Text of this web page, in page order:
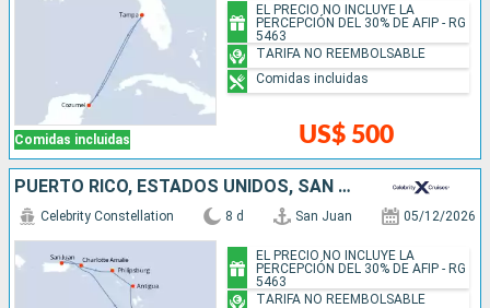
Comidas incluidas US$ 500
EL PRECIO NO INCLUYE LA
PERCEPCIÓN DEL 30% DE AFIP - RG
5463
TARIFA NO REEMBOLSABLE
Comidas incluidas
PUERTO RICO, ESTADOS UNIDOS, SAN MARTÍN, ANTIGUA Y BARBUDA, SANTA LUCIA, BARBADOS
Celebrity Constellation 8 d San Juan 05/12/2026
EL PRECIO NO INCLUYE LA
PERCEPCIÓN DEL 30% DE AFIP - RG
5463
TARIFA NO REEMBOLSABLE